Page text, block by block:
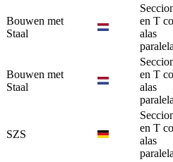
Bouwen met
Staal
en T
alas
Bouwen met
Staal
en T
alas
SZS
en T
alas